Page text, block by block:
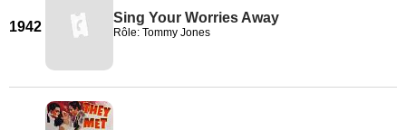
1942
Sing Your Worries Away
Rôle: Tommy Jones